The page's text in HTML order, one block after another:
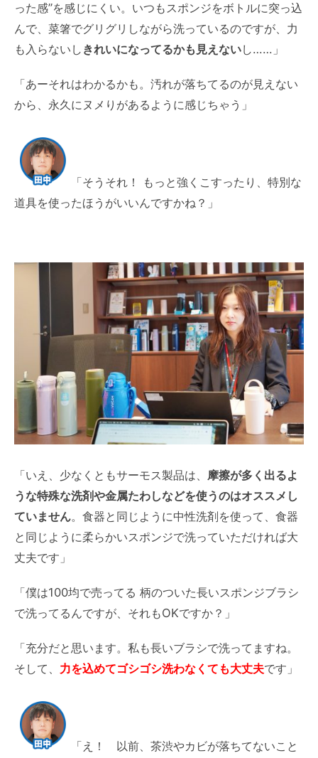
った感”を感じにくい。いつもスポンジをボトルに突っ込
んで、菜箸でグリグリしながら洗っているのですが、力
も入らないし きれいになってるかも見えないし……」
「あーそれはわかるかも。汚れが落ちてるのが見えない
から、永久にヌメりがあるように感じちゃう」
「そうそれ！ もっと強くこすったり、特別な
道具を使ったほうがいいんですかね？」
「いえ、少なくともサーモス製品は、 摩擦が多く出るよ
うな特殊な洗剤や金属たわしなどを使うのはオススメし
ていません。食器と同じように中性洗剤を使って、食器
と同じように柔らかいスポンジで洗っていただければ大
丈夫です」
「僕は100均で売ってる 柄のついた長いスポンジブラシ
で洗ってるんですが、それもOKですか？」
「充分だと思います。私も長いブラシで洗ってますね。
そして、 力を込めてゴシゴシ洗わなくても大丈夫です 」
「え！ 以前、茶渋やカビが落ちてないこと